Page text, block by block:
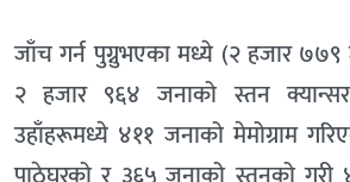
जाँच गर्न पुग्नुभएका मध्ये (२ हजार
२ हजार ९६४ जनाको स्तन क्यान्सर
उहाँहरूमध्ये ४११ जनाको मेमोग्राम